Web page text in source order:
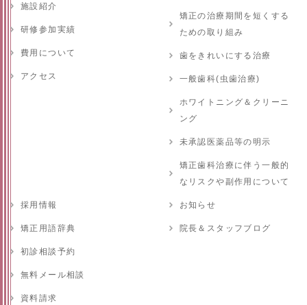
施設紹介
研修参加実績
費用について
アクセス
矯正の治療期間を短くする
ための取り組み
歯をきれいにする治療
一般歯科(虫歯治療)
ホワイトニング＆クリーニ
ング
未承認医薬品等の明示
矯正歯科治療に伴う一般的
なリスクや副作用について
採用情報
矯正用語辞典
初診相談予約
無料メール相談
資料請求
お知らせ
院長＆スタッフブログ